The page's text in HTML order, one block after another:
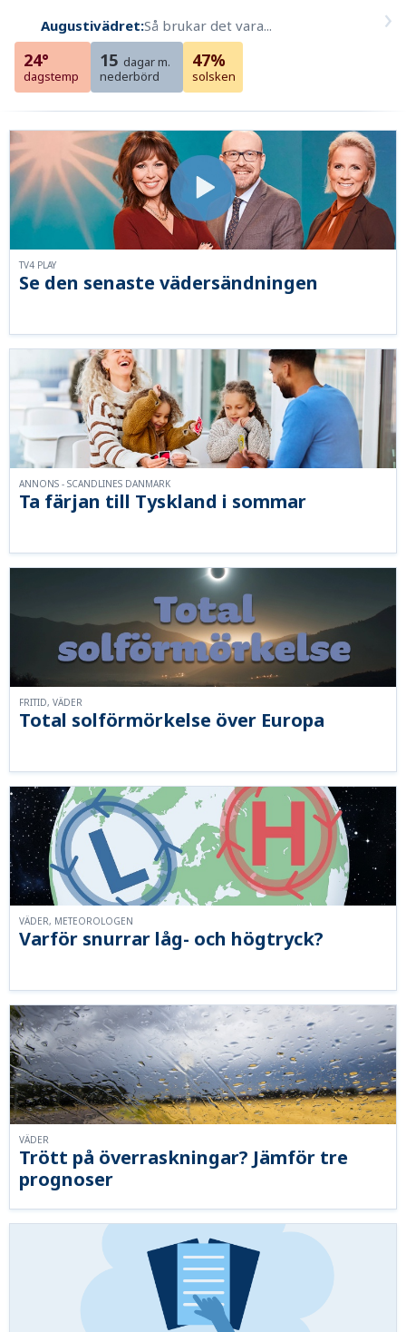
Augustivädret:Så brukar det vara...
24°
dagstemp
15 dagar m.
nederbörd
47%
solsken
Se den senaste vädersändningen
TV4 PLAY
Ta färjan till Tyskland i sommar
ANNONS - SCANDLINES DANMARK
Total solförmörkelse över Europa
FRITID, VÄDER
Varför snurrar låg- och högtryck?
VÄDER, METEOROLOGEN
Trött på överraskningar? Jämför tre
prognoser
VÄDER